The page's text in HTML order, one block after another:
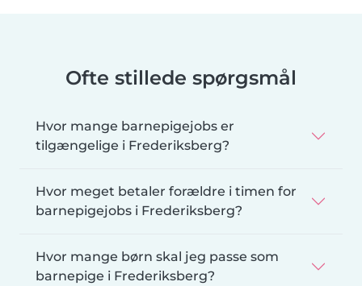
Ofte stillede spørgsmål
Hvor mange barnepigejobs er
tilgængelige i Frederiksberg?
Hvor meget betaler forældre i timen for
barnepigejobs i Frederiksberg?
Hvor mange børn skal jeg passe som
barnepige i Frederiksberg?